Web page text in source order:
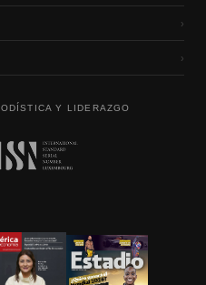
›
›
Y LIDERAZGO